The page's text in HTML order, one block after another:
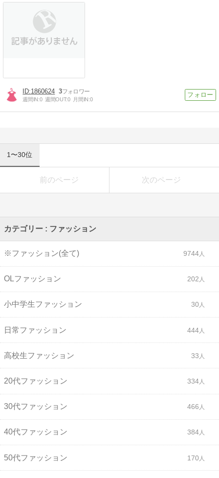
1860624 3
週間IN:0 週間OUT:0 月間IN:0
1〜30位
前のページ 次のページ
カテゴリー : ファッション
※ファッション(全て) 9744
OLファッション 202
小中学生ファッション 30
日常ファッション 444
高校生ファッション 33
20代ファッション 334
30代ファッション 466
40代ファッション 384
50代ファッション 170